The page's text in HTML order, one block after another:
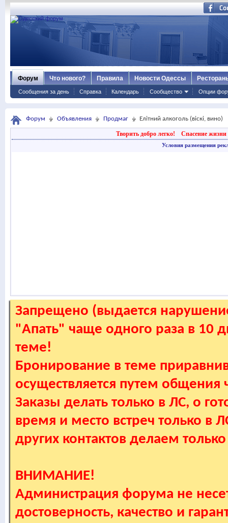
Форум
Сообщения за день Справка Календарь Сообщество Опции
Что нового? Правила Новости Одессы
Форум Объявления Продмаг Елітний алкоголь (віскі, вино)
Творить добро легко! Спасение жизни
Условия размещения
Запрещено (выдается
"Апать" чаще одного раза в 10
теме!
Бронирование в теме
осуществляется путем
Заказы делать только в ЛС, о
время и место встреч только в
других контактов делаем
ВНИМАНИЕ!
Администрация форума не
достоверность, качество и